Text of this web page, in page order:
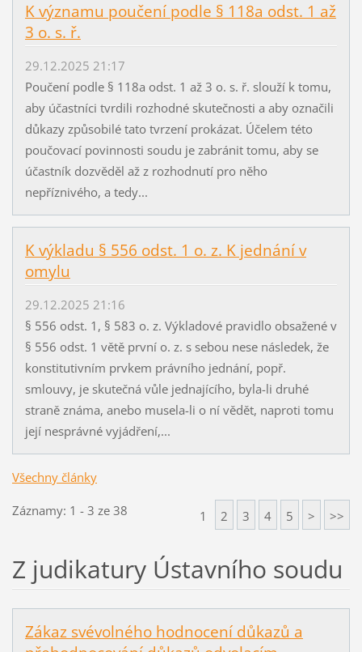
K významu poučení podle § 118a odst. 1 až
3 o. s. ř.
29.12.2025 21:17
Poučení podle § 118a odst. 1 až 3 o. s. ř. slouží k tomu,
aby účastníci tvrdili rozhodné skutečnosti a aby označili
důkazy způsobilé tato tvrzení prokázat. Účelem této
poučovací povinnosti soudu je zabránit tomu, aby se
účastník dozvěděl až z rozhodnutí pro něho
nepříznivého, a tedy...
K výkladu § 556 odst. 1 o. z. K jednání v
omylu
29.12.2025 21:16
§ 556 odst. 1, § 583 o. z. Výkladové pravidlo obsažené v
§ 556 odst. 1 větě první o. z. s sebou nese následek, že
konstitutivním prvkem právního jednání, popř.
smlouvy, je skutečná vůle jednajícího, byla-li druhé
straně známa, anebo musela-li o ní vědět, naproti tomu
její nesprávné vyjádření,...
Všechny články
Záznamy: 1 - 3 ze 38 1 2 3 4 5 > >>
Z judikatury Ústavního soudu
Zákaz svévolného hodnocení důkazů a